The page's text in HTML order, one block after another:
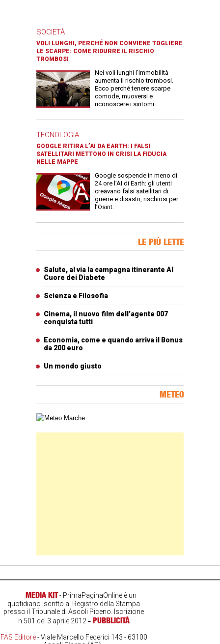
SOCIETÀ
VOLI LUNGHI, PERCHÉ NON CONVIENE TOGLIERE
LE SCARPE: COME RIDURRE IL RISCHIO
TROMBOSI
Nei voli lunghi l’immobilità
aumenta il rischio trombosi.
Ecco perché tenere scarpe
comode, muoversi e
riconoscere i sintomi.
TECNOLOGIA
GOOGLE RITIRA L’AI DA EARTH: I FALSI
SATELLITARI METTONO IN CRISI LA FIDUCIA
NELLE MAPPE
Google sospende in meno di
24 ore l’AI di Earth: gli utenti
creavano falsi satellitari di
guerre e disastri, rischiosi per
l’Osint.
LE PIÙ LETTE
Salute, al via la campagna itinerante Al
Cuore dei Diabete
Scienza e Filosofia
Cinema, il nuovo film dell’agente 007
conquista tutti
Economia, come e quando arriva il Bonus
da 200 euro
Un mondo giusto
METEO
Carta meteorologica delle Marche
MEDIA KIT- PrimaPaginaOnline è un
quotidiano iscritto al Registro della Stampa
presso il Tribunale di Ascoli Piceno. Iscrizione
n.501 del 3 aprile 2012- PUBBLICITÀ
FAS Editore- Viale Marcello Federici 143 - 63100